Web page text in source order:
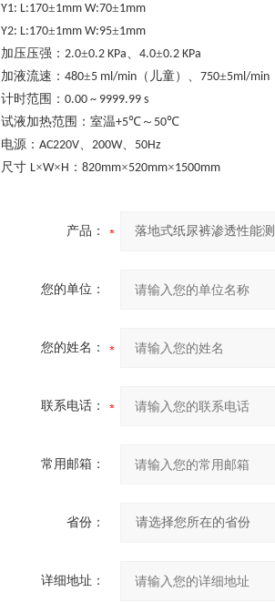
Y1: L:170±1mm W:70±1mm
Y2: L:170±1mm W:95±1mm
加压压强： 2.0±0.2 KPa、 4.0±0.2 KPa
加液流速： 480±5 ml/min （儿童）、 750±5ml/min
计时范围： 0.00 ~ 9999.99 s
试液加热范围：室温+5℃～ 50℃
电源： AC220V、 200W、 50Hz
尺寸 L×W×H ： 820mm×520mm×1500mm
产品：
您的单位：
您的姓名：
联系电话：
常用邮箱：
省份：
详细地址：